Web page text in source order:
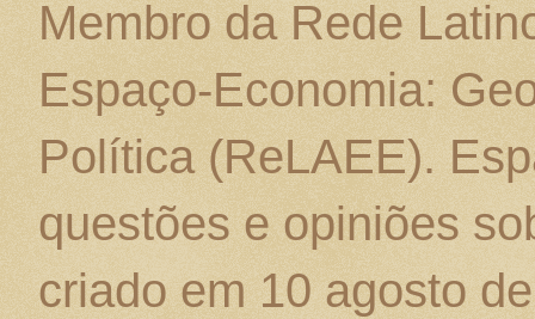
Membro da Rede
Espaço-Economia:
Política (ReLAEE).
questões e opiniões
criado em 10 agosto